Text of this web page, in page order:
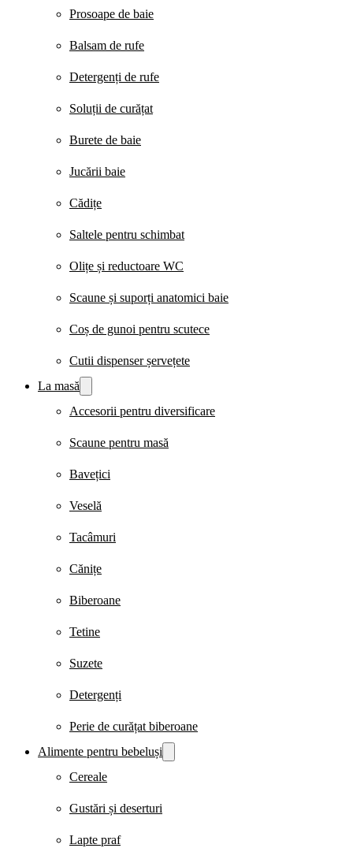
Prosoape de baie
Balsam de rufe
Detergenți de rufe
Soluții de curățat
Burete de baie
Jucării baie
Cădițe
Saltele pentru schimbat
Olițe și reductoare WC
Scaune și suporți anatomici baie
Coș de gunoi pentru scutece
Cutii dispenser șervețete
La masă
Accesorii pentru diversificare
Scaune pentru masă
Bavețici
Veselă
Tacâmuri
Cănițe
Biberoane
Tetine
Suzete
Detergenți
Perie de curățat biberoane
Alimente pentru bebeluși
Cereale
Gustări și deserturi
Lapte praf